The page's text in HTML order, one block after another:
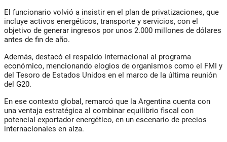
El funcionario volvió a insistir en el plan de privatizaciones, que
incluye activos energéticos, transporte y servicios, con el
objetivo de generar ingresos por unos 2.000 millones de dólares
antes de fin de año.
Además, destacó el respaldo internacional al programa
económico, mencionando elogios de organismos como el FMI y
del Tesoro de Estados Unidos en el marco de la última reunión
del G20.
En ese contexto global, remarcó que la Argentina cuenta con
una ventaja estratégica al combinar equilibrio fiscal con
potencial exportador energético, en un escenario de precios
internacionales en alza.